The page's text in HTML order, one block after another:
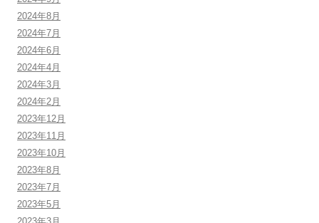
2024年8月
2024年7月
2024年6月
2024年4月
2024年3月
2024年2月
2023年12月
2023年11月
2023年10月
2023年8月
2023年7月
2023年5月